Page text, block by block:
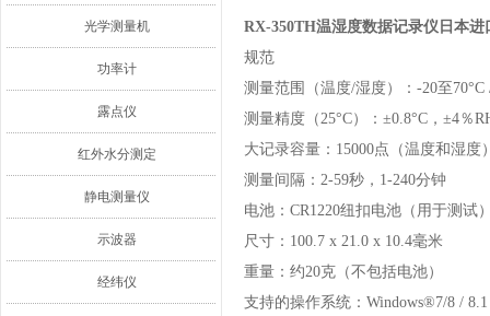
光学测量机
功率计
露点仪
红外水分测定
静电测量仪
示波器
经纬仪
RX-350TH温湿度数据记录仪日本进
规范
测量范围（温度/湿度）：-20至70°C
测量精度（25°C）：±0.8°C，±4％
大记录容量：15000点（温度和湿度
测量间隔：2-59秒，1-240分钟
电池：CR1220纽扣电池（用于测试
尺寸：100.7 x 21.0 x 10.4毫米
重量：约20克（不包括电池）
支持的操作系统：Windows®7/8 /